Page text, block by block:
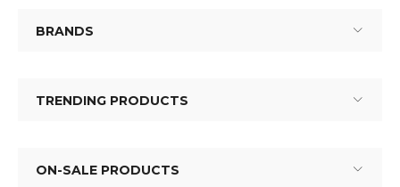
BRANDS
TRENDING PRODUCTS
ON-SALE PRODUCTS